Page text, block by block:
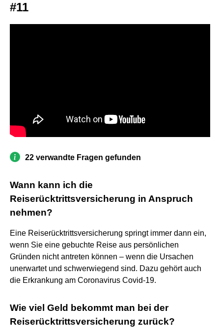
#11
22 verwandte Fragen gefunden
Wann kann ich die
Reiserücktrittsversicherung in Anspruch
nehmen?
Eine Reiserücktrittsversicherung springt immer dann ein,
wenn Sie eine gebuchte Reise aus persönlichen
Gründen nicht antreten können – wenn die Ursachen
unerwartet und schwerwiegend sind. Dazu gehört auch
die Erkrankung am Coronavirus Covid-19.
Wie viel Geld bekommt man bei der
Reiserücktrittsversicherung zurück?